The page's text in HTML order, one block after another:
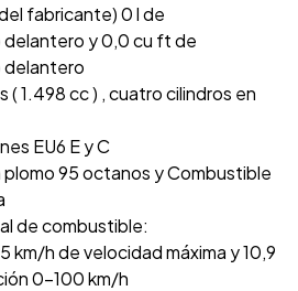
fabricante) 0 l de
delantero y 0,0 cu ft de
delantero
( 1.498 cc ) , cuatro cilindros en
EU6 E y C
95 octanos y Combustible
de combustible:
km/h de velocidad máxima y 10,9
0-100 km/h